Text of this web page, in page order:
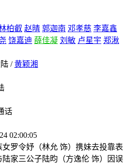
柏叡 赵晴 郭迦南 邓孝慈 李嘉鑫
饶嘉迪 薛佳凝 刘敏 卢星宇 郑湫
/黄颖湘
话
02:00:05
女罗令妤（林允 饰）携妹去投靠表
家三公子陆昀（方逸伦 饰）因误